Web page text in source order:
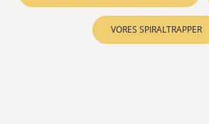
VORES SPIRALTRAPPER